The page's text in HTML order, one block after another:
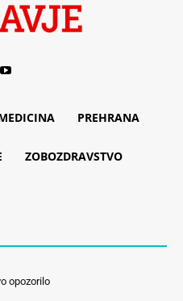
PREHRANA
ZOBOZDRAVSTVO
opozorilo